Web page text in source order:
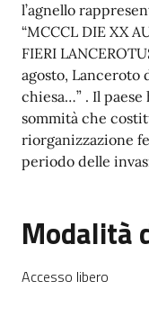
l’agnello
“MCCCL DIE XX
FIERI
agosto, Lanceroto
chiesa…” . Il
sommità che
riorganizzazione
periodo delle
Modalità
Accesso libero